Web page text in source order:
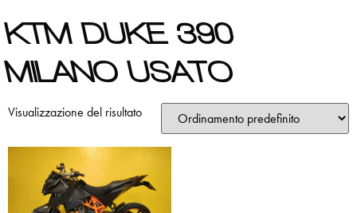
KTM DUKE 390
MILANO USATO
Visualizzazione del risultato